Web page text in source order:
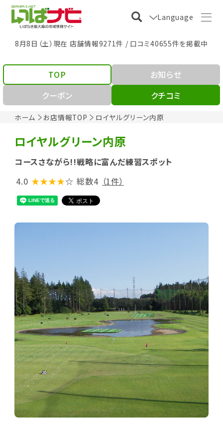
Language
8月8日（土）現在 店舗情報9271件 / 口コミ40655件を掲載中
ホーム お店情報TOP ロイヤルグリーン内原
TOP
お知らせ
クーポン
クチコミ
ロイヤルグリーン内原
コースさながら!!戦略に富んだ練習スポット
4.0 ★★★★☆ 総数4 （1件）